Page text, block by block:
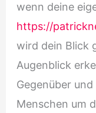
wenn deine
https://
wird dein Blick
Augenblick
Gegenüber
Menschen um